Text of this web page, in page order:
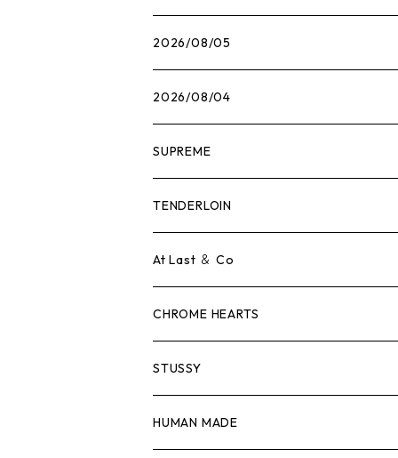
2026/08/05
2026/08/04
SUPREME
Tシャツ
ロンTEE
スウェット/ニット
シャツ
ジャケット
TENDERLOIN
Tシャツ
ロンTEE
スウェット/ニット
シャツ
At Last ＆ Co
Tシャツ
ロンTEE
スウェット/ニット
CHROME HEARTS
Tシャツ
ロンTEE
STUSSY
Tシャツ
HUMAN MADE